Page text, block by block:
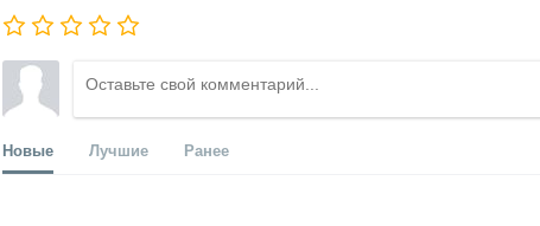
Новые Лучшие Ранее